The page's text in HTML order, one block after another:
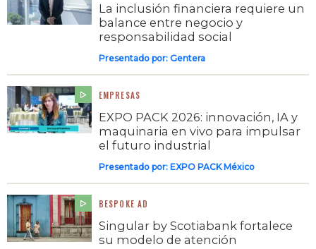
La inclusión financiera requiere un
balance entre negocio y
responsabilidad social
Presentado por: Gentera
EMPRESAS
EXPO PACK 2026: innovación, IA y
maquinaria en vivo para impulsar
el futuro industrial
Presentado por: EXPO PACK México
BESPOKE AD
Singular by Scotiabank fortalece
su modelo de atención